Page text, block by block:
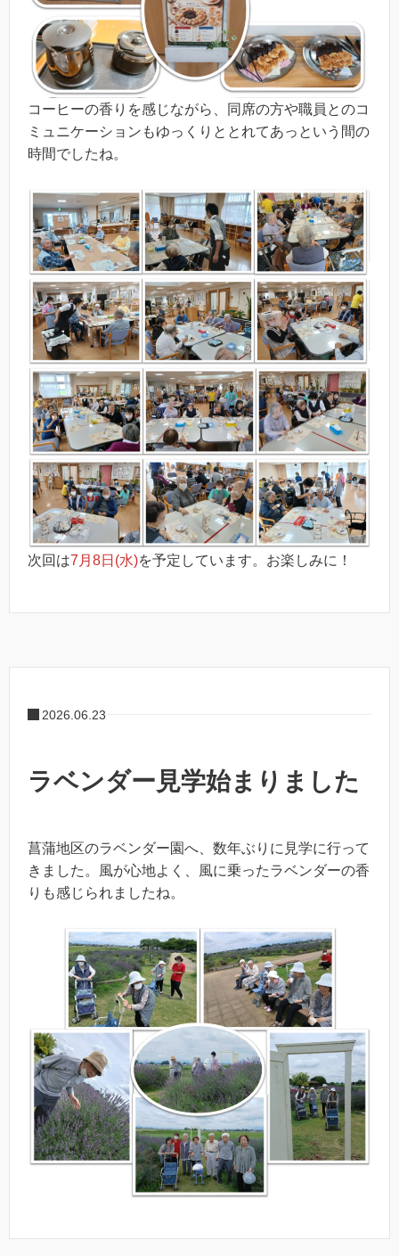
コーヒーの香りを感じながら、同席の方や職員とのコ
ミュニケーションもゆっくりととれてあっという間の
時間でしたね。
次回は7月8日(水)を予定しています。お楽しみに！
2026.06.23
ラベンダー見学始まりました
菖蒲地区のラベンダー園へ、数年ぶりに見学に行って
きました。風が心地よく、風に乗ったラベンダーの香
りも感じられましたね。